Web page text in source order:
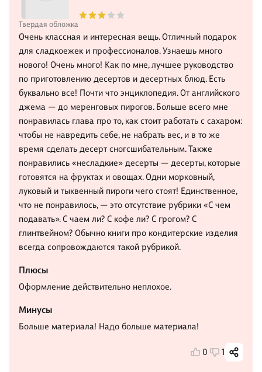
Твердая обложка
Очень классная и интересная вещь. Отличный подарок
для сладкоежек и профессионалов. Узнаешь много
нового! Очень много! Как по мне, лучшее руководство
по приготовлению десертов и десертных блюд. Есть
буквально все! Почти что энциклопедия. От английского
джема — до меренговых пирогов. Больше всего мне
понравилась глава про то, как стоит работать с сахаром:
чтобы не навредить себе, не набрать вес, и в то же
время сделать десерт сногсшибательным. Также
понравились «несладкие» десерты — десерты, которые
готовятся на фруктах и овощах. Одни морковный,
луковый и тыквенный пироги чего стоят! Единственное,
что не понравилось, — это отсутствие рубрики «С чем
подавать». С чаем ли? С кофе ли? С грогом? С
глинтвейном? Обычно книги про кондитерские изделия
всегда сопровождаются такой рубрикой.
Плюсы
Оформление действительно неплохое.
Минусы
Больше материала! Надо больше материала!
0 1